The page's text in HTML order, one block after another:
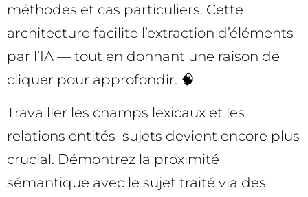
méthodes et cas particuliers. Cette
architecture facilite l’extraction d’éléments
par l’IA — tout en donnant une raison de
cliquer pour approfondir. 🧠
Travailler les champs lexicaux et les
relations entités–sujets devient encore plus
crucial. Démontrez la proximité
sémantique avec le sujet traité via des